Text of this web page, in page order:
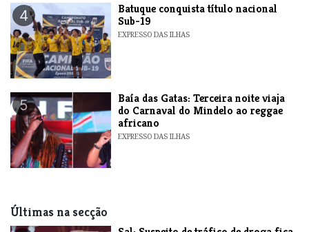
4
​Batuque conquista título nacional
Sub-19
EXPRESSO DAS ILHAS
5
Baía das Gatas: Terceira noite viaja
do Carnaval do Mindelo ao reggae
africano
EXPRESSO DAS ILHAS
Últimas na secção